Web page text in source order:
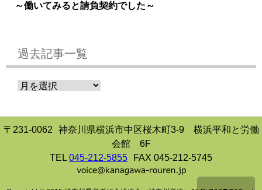
～働いてみると請負契約でした～
過去記事一覧
〒231-0062
神奈川県横浜市中区桜木町3-9 横浜平和と労働
会館 6F
TEL 045-212-5855 FAX 045-212-5745